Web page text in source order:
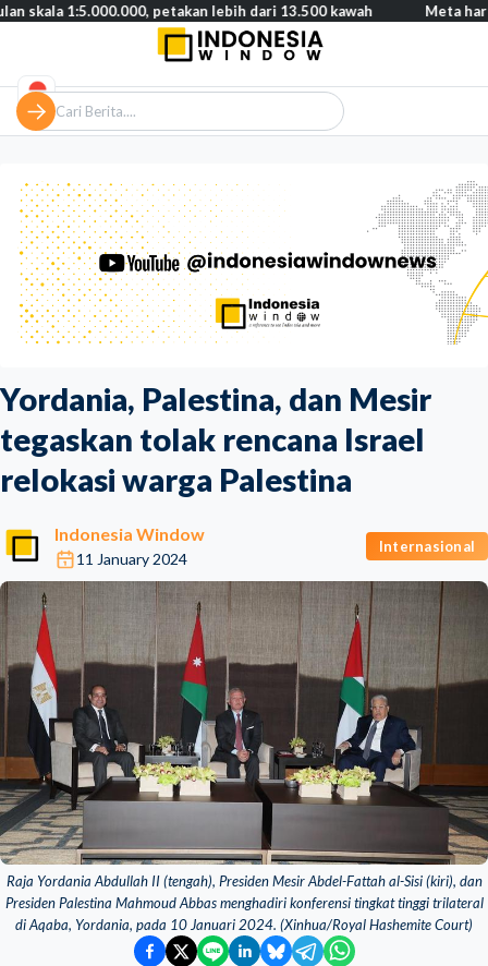
Yordania, Palestina, dan Mesir
tegaskan tolak rencana Israel
relokasi warga Palestina
Indonesia Window
11 January 2024
Internasional
Raja Yordania Abdullah II (tengah), Presiden Mesir Abdel-Fattah al-Sisi (kiri), dan
Presiden Palestina Mahmoud Abbas menghadiri konferensi tingkat tinggi trilateral
di Aqaba, Yordania, pada 10 Januari 2024. (Xinhua/Royal Hashemite Court)
petakan lebih dari 13.500 kawah Meta harus bayar